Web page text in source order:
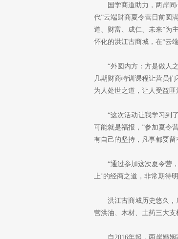
国学商道助力，两岸
代”云端财商夏令营日前圆
道、财富、成仁、未来”为
怀化的洪江古商城，在“云
“外圆内方：方是做人
几期财商特训课程让营员
为人处世之道，让人受益匪
“这次活动让我学习到
可能就是福报，”参加夏令
有自己的坚持，凡事都要留
“通过参加这次夏令营
上’的经商之道，非常期待
洪江古商城历史悠久
营洪油、木材、土药三大支
自2016年起，两岸婚